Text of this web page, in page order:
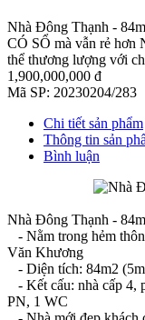
Nhà Đông Thạnh -
CÓ SỔ mà vẫn rẻ
thể thương lượng với
1,900,000,000 đ
Mã SP: 20230204/283
Chi tiết sản phẩm
Thông tin sản
Bình luận
Nhà Đông Thạnh -
- Nằm trong hẻm
Văn Khương
- Diện tích: 84m2
- Kết cấu: nhà cấp 4,
PN, 1 WC